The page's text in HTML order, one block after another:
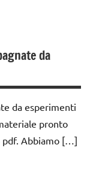
da
da esperimenti
pronto
pdf. Abbiamo […]